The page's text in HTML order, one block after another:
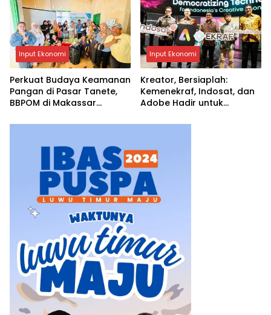
Input Ekonomi
Perkuat Budaya Keamanan
Pangan di Pasar Tanete,
BBPOM di Makassar
Pangan Aman Berbasis
Input Ekonomi
Kreator, Bersiaplah:
Kemenekraf, Indosat, dan
Adobe Hadir untuk
Menjadi Peluang Nyata